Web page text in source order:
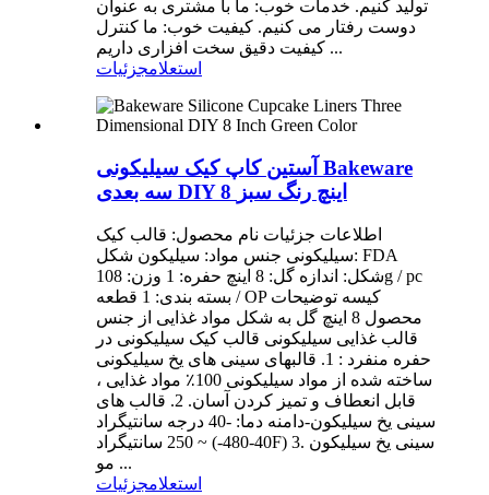
تولید کنیم. خدمات خوب: ما با مشتری به عنوان
دوست رفتار می کنیم. کیفیت خوب: ما کنترل
کیفیت دقیق سخت افزاری داریم ...
استعلامجزئیات
آستین کاپ کیک سیلیکونی Bakeware
سه بعدی DIY 8 اینچ رنگ سبز
اطلاعات جزئیات نام محصول: قالب کیک
سیلیکونی جنس مواد: سیلیکون شکل: FDA
شکل: اندازه گل: 8 اینچ حفره: 1 وزن: 108g / pc
بسته بندی: 1 قطعه / OP کیسه توضیحات
محصول 8 اینچ گل به شکل مواد غذایی از جنس
قالب غذایی سیلیکونی قالب کیک سیلیکونی در
حفره منفرد : 1. قالبهای سینی های یخ سیلیکونی
ساخته شده از مواد سیلیکونی 100٪ مواد غذایی ،
قابل انعطاف و تمیز کردن آسان. 2. قالب های
سینی یخ سیلیکون-دامنه دما: -40 درجه سانتیگراد
~ 250 سانتیگراد (-40-480F) 3. سینی یخ سیلیکون
مو ...
استعلامجزئیات